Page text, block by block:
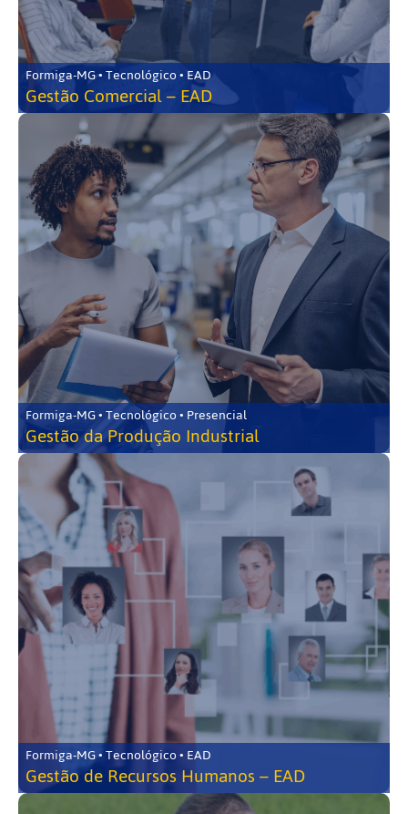
Formiga-MG • Tecnológico • EAD
Gestão Comercial – EAD
Formiga-MG • Tecnológico • Presencial
Gestão da Produção Industrial
Formiga-MG • Tecnológico • EAD
Gestão de Recursos Humanos – EAD